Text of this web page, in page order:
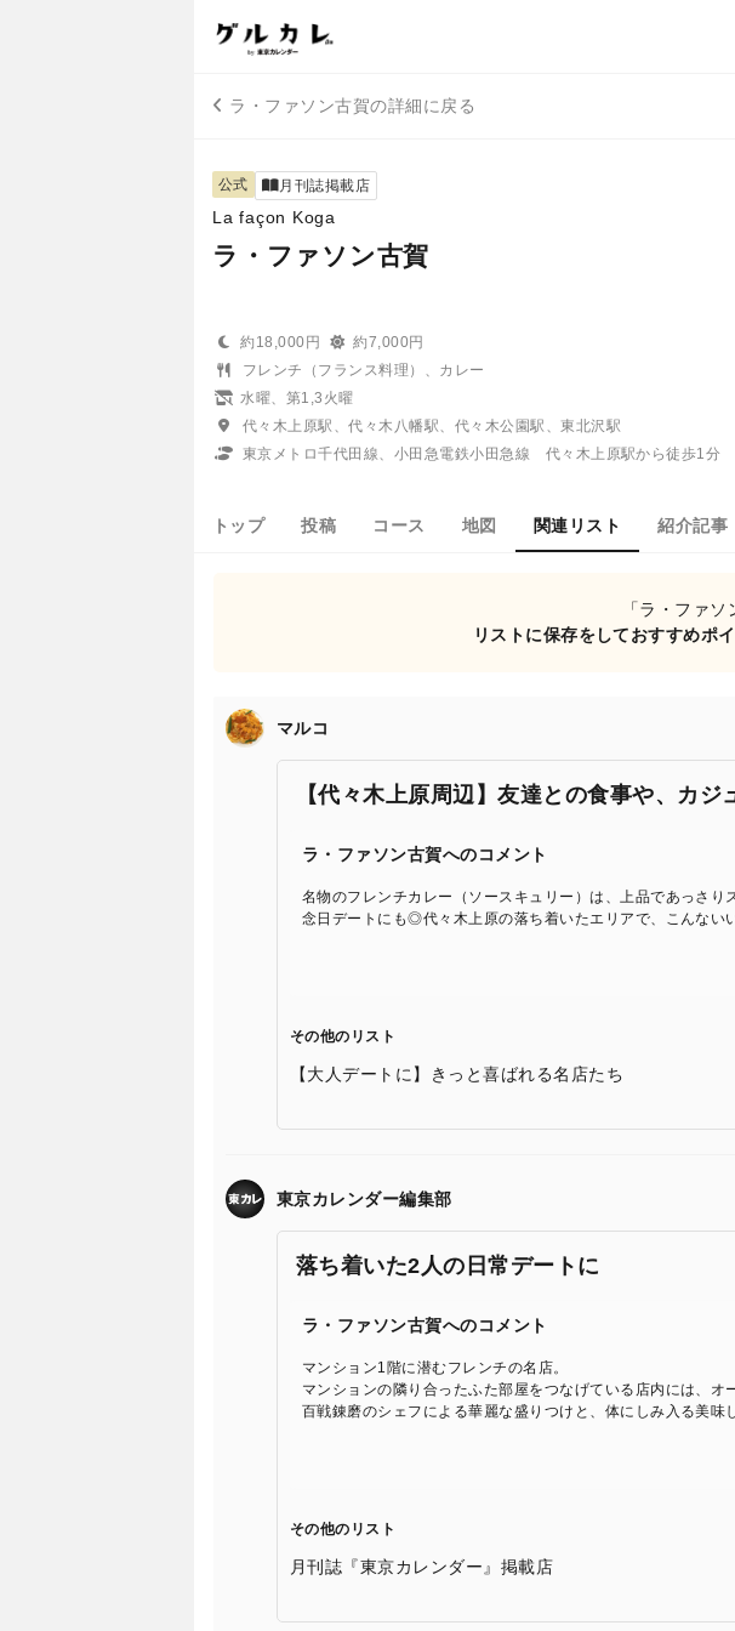
ラ・ファソン古賀の詳細に戻る
公式 月刊誌掲載店
La façon Koga
ラ・ファソン古賀
約18,000円
約7,000円
フレンチ（フランス料理）、カレー
水曜、第1,3火曜
代々木上原駅、代々木八幡駅、代々木公園駅、東北沢駅
東京メトロ千代田線、小田急電鉄小田急線 代々木上原駅から徒歩1分
トップ 投稿 コース 地図 関連リスト 紹介記事
「ラ・ファ
リストに保存をしておすすめポ
マルコ
【代々木上原周辺】友達との食事や、カジ
ラ・ファソン古賀へのコメント
名物のフレンチカレー（ソースキュリー）は、上品であっさ
念日デートにも◎代々木上原の落ち着いたエリアで、こんない
その他のリスト
【大人デートに】きっと喜ばれる名店たち
東京カレンダー編集部
落ち着いた2人の日常デートに
ラ・ファソン古賀へのコメント
マンション1階に潜むフレンチの名店。
マンションの隣り合ったふた部屋をつなげている店内には、オ
百戦錬磨のシェフによる華麗な盛りつけと、体にしみ入る美味
その他のリスト
月刊誌『東京カレンダー』掲載店